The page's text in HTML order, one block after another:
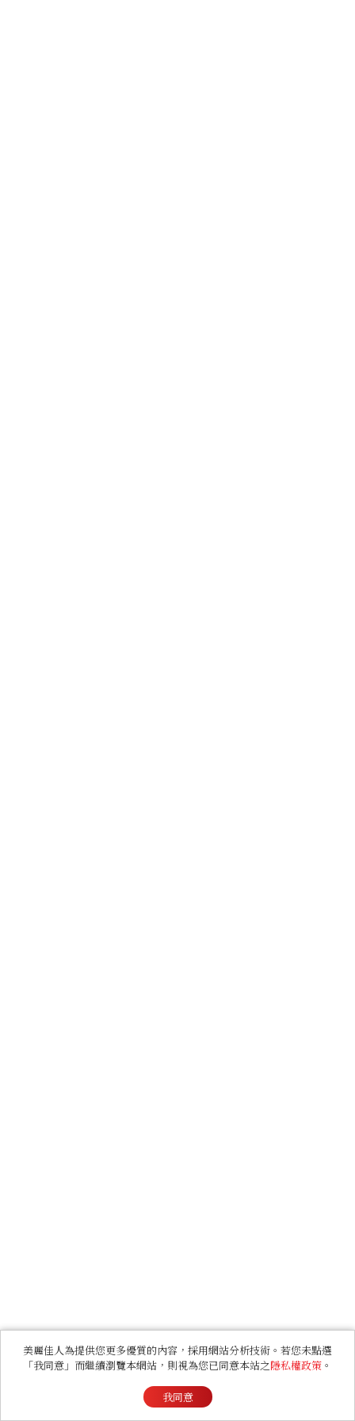
美麗佳人為提供您更多優質的內容，採用網站分析技術。若您未點選
「我同意」而繼續瀏覽本網站，則視為您已同意本站之隱私權政策 。
我同意